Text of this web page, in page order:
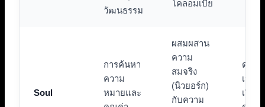
วัฒนธรรม
โคลอมเบีย
Soul
การค้นหา
ความ
หมายและ
ผสมผสาน
ความ
สมจริง
(นิวยอร์ก)
กับความ
ดนต
เป็นหั
เรื่อง